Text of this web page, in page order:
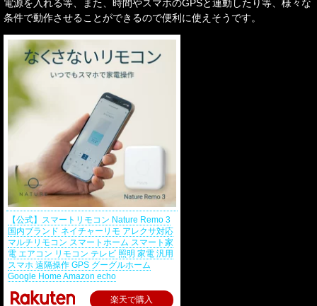
電源を入れる等、また、時間やスマホのGPSと連動したり等、様々な
条件で動作させることができるので便利に使えそうです。
【公式】スマートリモコン Nature Remo 3
国内ブランド ネイチャーリモ アレクサ対応
マルチリモコン スマートホーム スマート家
電 エアコン リモコン テレビ 照明 家電 汎用
スマホ 遠隔操作 GPS グーグルホーム
Google Home Amazon echo
楽天で購入